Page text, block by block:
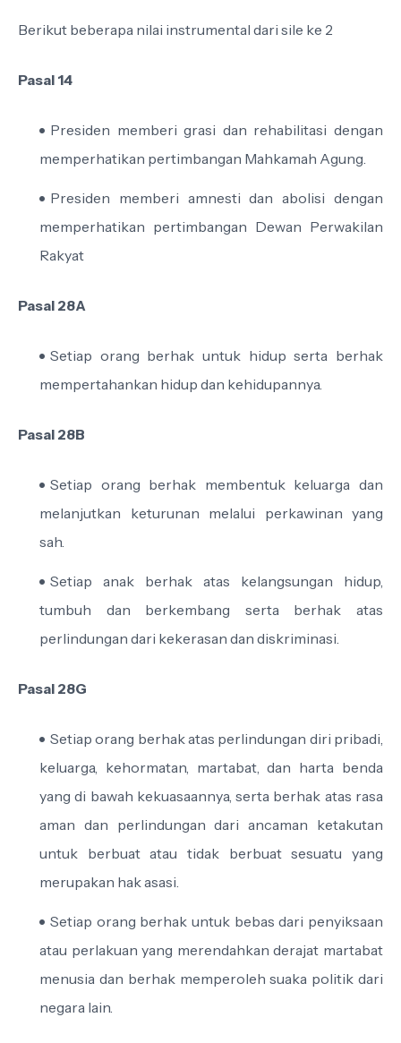
Berikut beberapa nilai instrumental dari sile ke 2
Pasal 14
Presiden memberi grasi dan rehabilitasi dengan
memperhatikan pertimbangan Mahkamah Agung.
Presiden memberi amnesti dan abolisi dengan
memperhatikan pertimbangan Dewan Perwakilan
Rakyat
Pasal 28A
Setiap orang berhak untuk hidup serta berhak
mempertahankan hidup dan kehidupannya.
Pasal 28B
Setiap orang berhak membentuk keluarga dan
melanjutkan keturunan melalui perkawinan yang
sah.
Setiap anak berhak atas kelangsungan hidup,
tumbuh dan berkembang serta berhak atas
perlindungan dari kekerasan dan diskriminasi.
Pasal 28G
Setiap orang berhak atas perlindungan diri pribadi,
keluarga, kehormatan, martabat, dan harta benda
yang di bawah kekuasaannya, serta berhak atas rasa
aman dan perlindungan dari ancaman ketakutan
untuk berbuat atau tidak berbuat sesuatu yang
merupakan hak asasi.
Setiap orang berhak untuk bebas dari penyiksaan
atau perlakuan yang merendahkan derajat martabat
menusia dan berhak memperoleh suaka politik dari
negara lain.